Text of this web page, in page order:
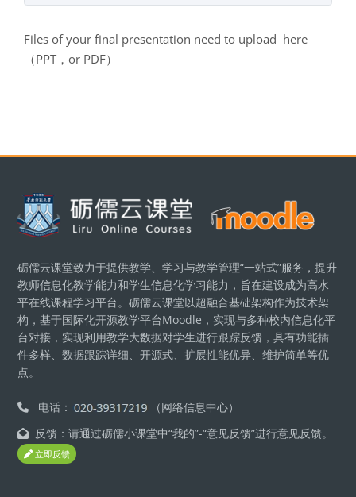
Files of your final presentation need to upload here
（PPT，or PDF）
Блоки
砺儒云课堂致力于提供教学、学习与教学管理“一站式”服务，提升
教师信息化教学能力和学生信息化学习能力，旨在建设成为高水
平在线课程学习平台。砺儒云课堂以超融合基础架构作为技术架
构，基于国际化开源教学平台Moodle，实现与多种校内信息化平
台对接，实现利用教学大数据对学生进行跟踪反馈，具有功能插
件多样、数据跟踪详细、开源式、扩展性能优异、维护简单等优
点。
电话：
（网络信息中心）
反馈：请通过砺儒小课堂中“我的”-“意见反馈”进行意见反馈。
立即反馈